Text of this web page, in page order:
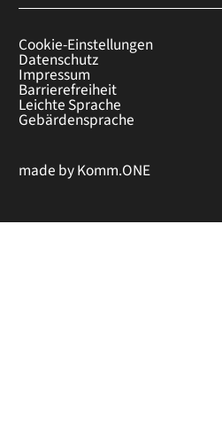
Cookie-Einstellungen
Datenschutz
Impressum
Barrierefreiheit
Leichte Sprache
Gebärdensprache
made byKomm.ONE